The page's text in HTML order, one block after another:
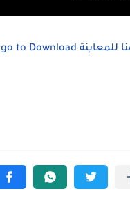
للمعاينة go to Download